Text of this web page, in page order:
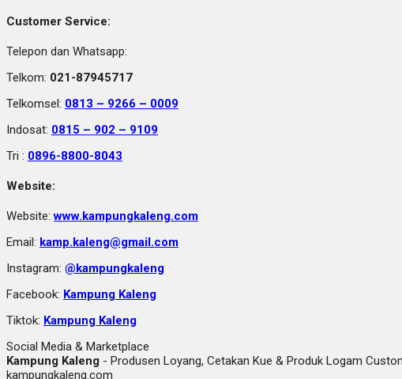
Customer Service:
Telepon dan Whatsapp:
Telkom: 021-87945717
Telkomsel: 0813 – 9266 – 0009
Indosat: 0815 – 902 – 9109
Tri : 0896-8800-8043
Website:
Website:www.kampungkaleng.com
Email: kamp.kaleng@gmail.com
Instagram: @kampungkaleng
Facebook: Kampung Kaleng
Tiktok: Kampung Kaleng
Social Media & Marketplace
Kampung Kaleng - Produsen Loyang, Cetakan Kue & Produk Logam
kampungkaleng.com